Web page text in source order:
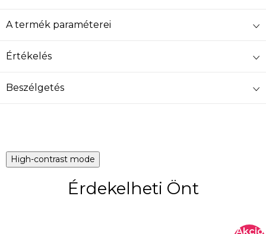
A termék paraméterei
Értékelés
Beszélgetés
High-contrast mode
Érdekelheti Önt